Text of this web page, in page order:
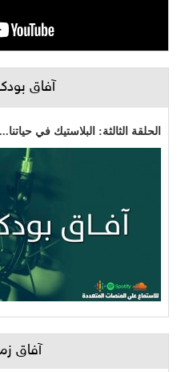
آفاق
الحلقة الثالثة: البلاستيك في
آفاق